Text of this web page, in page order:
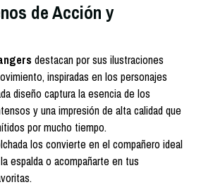
de Acción y
destacan por sus ilustraciones
inspiradas en los personajes
diseño captura la esencia de los
y una impresión de alta calidad que
por mucho tiempo.
los convierte en el compañero ideal
espalda o acompañarte en tus